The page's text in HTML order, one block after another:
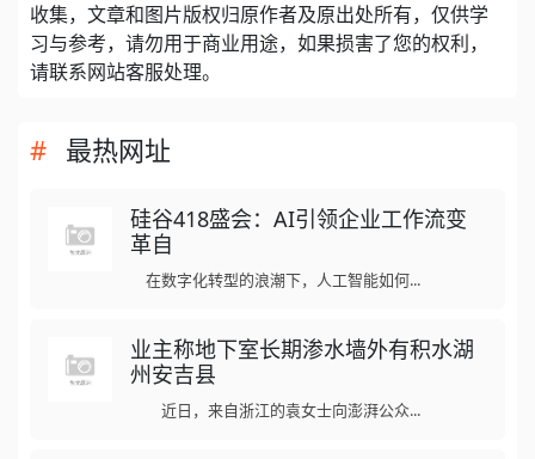
收集，文章和图片版权归原作者及原出处所有，仅供学
习与参考，请勿用于商业用途，如果损害了您的权利，
请联系网站客服处理。
最热网址
硅谷418盛会：AI引领企业工作流变
革自
在数字化转型的浪潮下，人工智能如何...
业主称地下室长期渗水墙外有积水湖
州安吉县
近日，来自浙江的袁女士向澎湃公众...